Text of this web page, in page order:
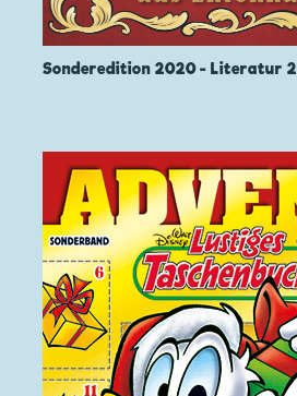
Sonderedition 2020 - Literatur 2